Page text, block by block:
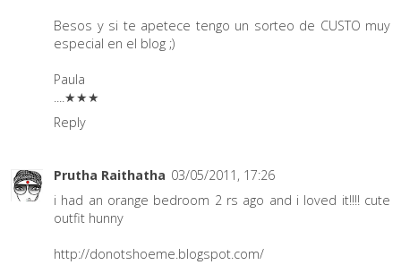
Besos y si te apetece tengo un sorteo de CUSTO muy
especial en el blog ;)
Paula
....★★★
Reply
Prutha Raithatha 03/05/2011, 17:26
i had an orange bedroom 2 rs ago and i loved it!!!! cute
outfit hunny
http://donotshoeme.blogspot.com/